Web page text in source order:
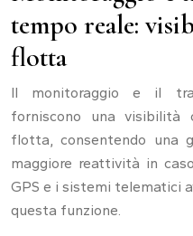
tempo reale:
flotta
Il monitoraggio e il
forniscono una visibilità
flotta, consentendo una
maggiore reattività in
GPS e i sistemi telematici
questa funzione.